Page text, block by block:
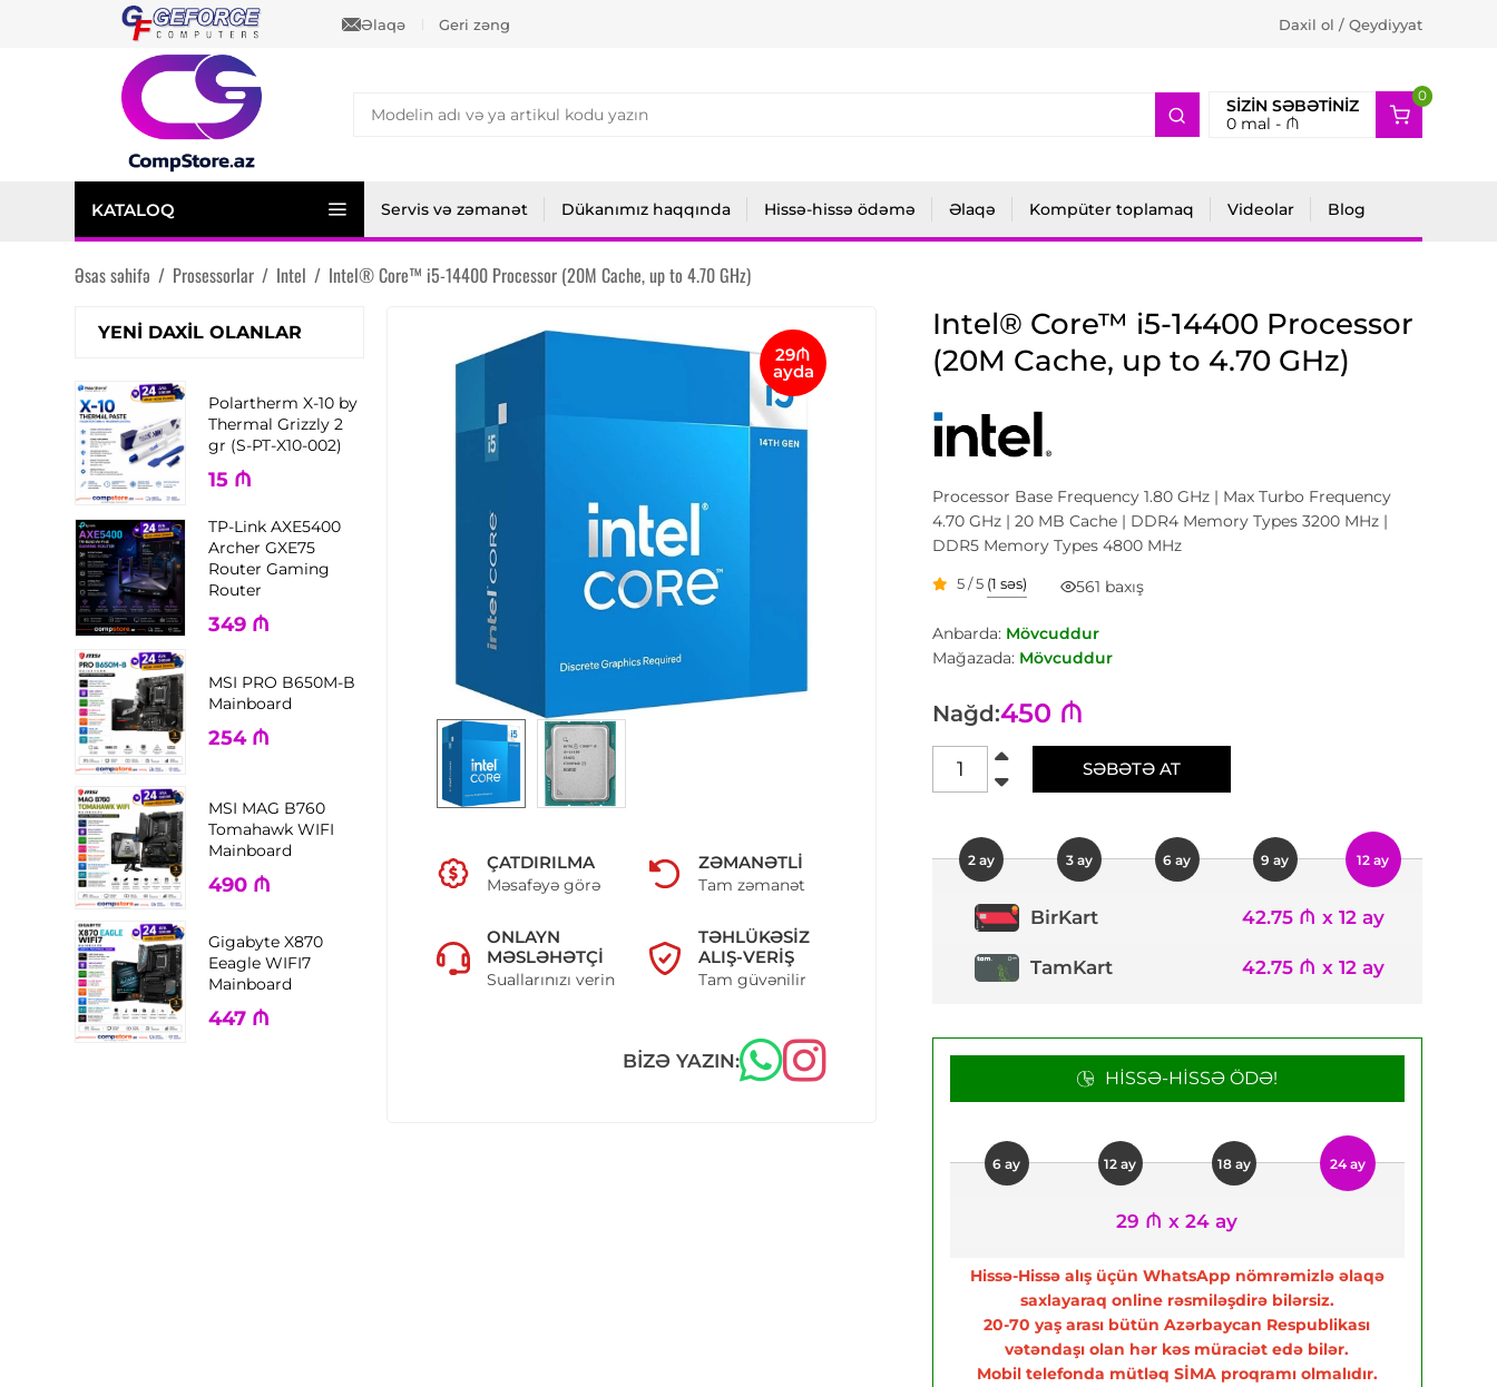
Əlaqə Geri zəng Daxil ol / Qeydiyyat
SIZIN SƏBƏTINIZ
0mal - ₼
0
2
KATALOQ Servis və zəmanət Dükanımız haqqında Hissə-hissə ödəmə Əlaqə Kompüter toplamaq Videolar Blog
Əsas səhifə / Prosessorlar / Intel / Intel® Core™ i5-14400 Processor (20M Cache, up to 4.70 GHz)
YENI DAXIL OLANLAR
Polartherm X-10 by
Thermal Grizzly 2
gr (S-PT-X10-002)
15 ₼
TP-Link AXE5400
Archer GXE75
Router Gaming
Router
349 ₼
MSI PRO B650M-B
Mainboard
254 ₼
MSI MAG B760
Tomahawk WIFI
Mainboard
490 ₼
Gigabyte X870
Eeagle WIFI7
Mainboard
447 ₼
29₼
ayda
ÇATDIRILMA
Məsafəyə görə
ZƏMANƏTLI
Tam zəmanət
ONLAYN
MƏSLƏHƏTÇI
Suallarınızı verin
TƏHLÜKƏSIZ
ALIŞ-VERIŞ
Tam güvənilir
BIZƏ YAZIN:
Intel® Core™ i5-14400 Processor
(20M Cache, up to 4.70 GHz)
Processor Base Frequency 1.80 GHz | Max Turbo Frequency
4.70 GHz | 20 MB Cache | DDR4 Memory Types 3200 MHz |
DDR5 Memory Types 4800 MHz
5 / 5 (1 səs) 561 baxış
Anbarda: Mövcuddur
Mağazada: Mövcuddur
Nağd:450 ₼
SƏBƏTƏ AT
2 ay 3 ay 6 ay 9 ay 12 ay
BirKart 42.75 ₼ x 12 ay
TamKart 42.75 ₼ x 12 ay
HISSƏ-HISSƏ ÖDƏ!
6 ay 12 ay 18 ay 24 ay
29 ₼ x 24 ay
Hissə-Hissə alış üçün WhatsApp nömrəmizlə əlaqə
saxlayaraq online rəsmiləşdirə bilərsiz.
20-70 yaş arası bütün Azərbaycan Respublikası
vətəndaşı olan hər kəs müraciət edə bilər.
Mobil telefonda mütləq SİMA proqramı olmalıdır.